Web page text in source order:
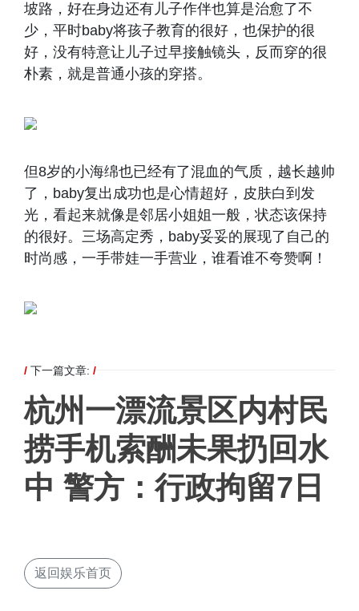
坡路，好在身边还有儿子作伴也算是治愈了不
少，平时baby将孩子教育的很好，也保护的很
好，没有特意让儿子过早接触镜头，反而穿的很
朴素，就是普通小孩的穿搭。
但8岁的小海绵也已经有了混血的气质，越长越帅
了，baby复出成功也是心情超好，皮肤白到发
光，看起来就像是邻居小姐姐一般，状态该保持
的很好。三场高定秀，baby妥妥的展现了自己的
时尚感，一手带娃一手营业，谁看谁不夸赞啊！
/ 下一篇文章: /
杭州一漂流景区内村民
捞手机索酬未果扔回水
中 警方：行政拘留7日
返回娱乐首页